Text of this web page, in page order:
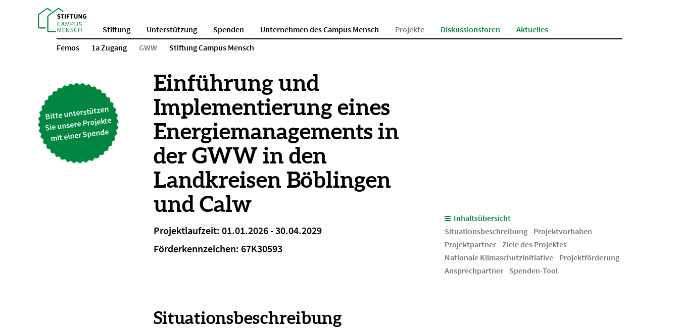
Stiftung Unterstützung Spenden Unternehmen des Campus Mensch Projekte Diskussionsforen
Aktuelles
Femos
1a Zugang GWW Stiftung Campus Mensch
Einführung und
Implementierung eines
Energiemanagements in
der GWW in den
Landkreisen Böblingen
und Calw
Projektlaufzeit: 01.01.2026 - 30.04.2029
Förderkennzeichen: 67K30593
Inhaltsübersicht
Situationsbeschreibung
Projektvorhaben
Projektpartner Ziele des Projektes
Nationale Klimaschutzinitiative
Projektförderung
Ansprechpartner
Spenden-Tool
Bitte unterstützen
Sie unsere Projekte
mit einer Spende
Situationsbeschreibung